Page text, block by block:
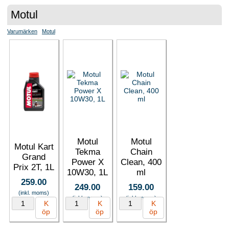
Motul
Varumärken Motul
Motul Kart
Grand
Prix 2T, 1L
259.00
(inkl. moms)
K
öp
Motul
Tekma
Power X
10W30, 1L
249.00
(inkl. moms)
K
öp
Motul
Chain
Clean, 400
ml
159.00
(inkl. moms)
K
öp